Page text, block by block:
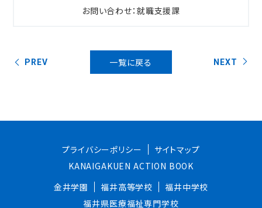
お問い合わせ：就職支援課
PREV 一覧に戻る NEXT
プライバシーポリシー
サイトマップ
KANAIGAKUEN ACTION BOOK
金井学園
福井高等学校
福井中学校
福井県医療福祉専門学校